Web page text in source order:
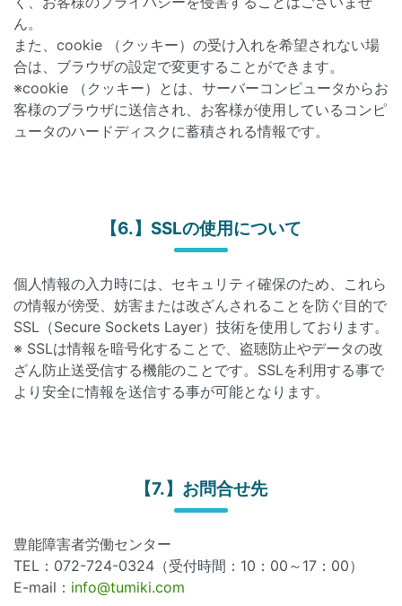
ん。
また、cookie （クッキー）の受け入れを希望されない場
合は、ブラウザの設定で変更することができます。
※cookie （クッキー）とは、サーバーコンピュータからお
客様のブラウザに送信され、お客様が使用しているコンピ
ュータのハードディスクに蓄積される情報です。
【6.】SSLの使用について
個人情報の入力時には、セキュリティ確保のため、これら
の情報が傍受、妨害または改ざんされることを防ぐ目的で
SSL（Secure Sockets Layer）技術を使用しております。
※ SSLは情報を暗号化することで、盗聴防止やデータの改
ざん防止送受信する機能のことです。SSLを利用する事で
より安全に情報を送信する事が可能となります。
【7.】お問合せ先
豊能障害者労働センター
TEL：072-724-0324（受付時間：10：00～17：00）
E-mail： info@tumiki.com